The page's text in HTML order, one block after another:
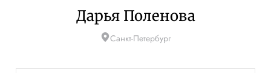
Дарья Поленова
Санкт-Петербург